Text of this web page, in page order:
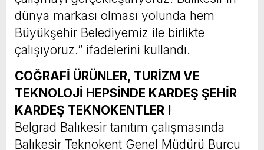
dünya markası olması yolunda hem
Büyükşehir Belediyemiz ile birlikte
çalışıyoruz.” ifadelerini kullandı.
COĞRAFİ ÜRÜNLER, TURİZM VE
TEKNOLOJİ HEPSİNDE KARDEŞ ŞEHİR
KARDEŞ TEKNOKENTLER !
Belgrad Balıkesir tanıtım çalışmasında
Balıkesir Teknokent Genel Müdürü Burcu